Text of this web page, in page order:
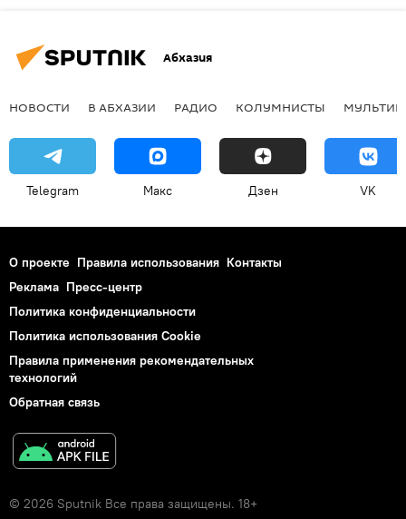
Абхазия
НОВОСТИ В АБХАЗИИ РАДИО КОЛУМНИСТЫ
Telegram Макс Дзен VK
О проекте Правила использования Контакты
Реклама Пресс-центр
Политика конфиденциальности
Политика использования Cookie
Правила применения рекомендательных
технологий
Обратная связь
© 2026 Sputnik Все права защищены. 18+